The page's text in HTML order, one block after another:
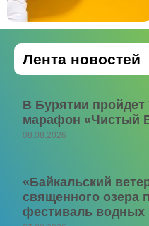
Лента новостей
В Бурятии
марафон «Чистый
08.08.2026
«Байкальский
священного озера
фестиваль водных